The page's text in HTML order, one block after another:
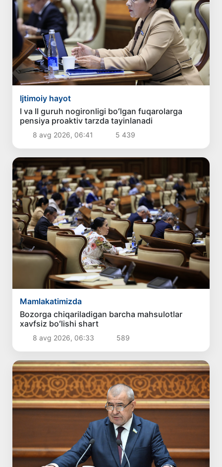
Ijtimoiy hayot
I va II guruh nogironligi boʻlgan fuqarolarga
pensiya proaktiv tarzda tayinlanadi
8 avg 2026, 06:41 5 439
Mamlakatimizda
Bozorga chiqariladigan barcha mahsulotlar
xavfsiz boʻlishi shart
8 avg 2026, 06:33 589